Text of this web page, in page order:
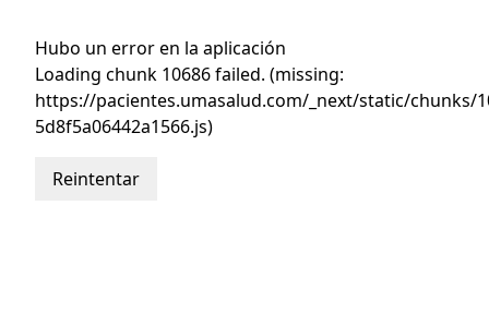
Hubo un error en la aplicación
Loading chunk 10686 failed. (missing:
https://pacientes.umasalud.com/_next/static/chunks/
5d8f5a06442a1566.js)
Reintentar